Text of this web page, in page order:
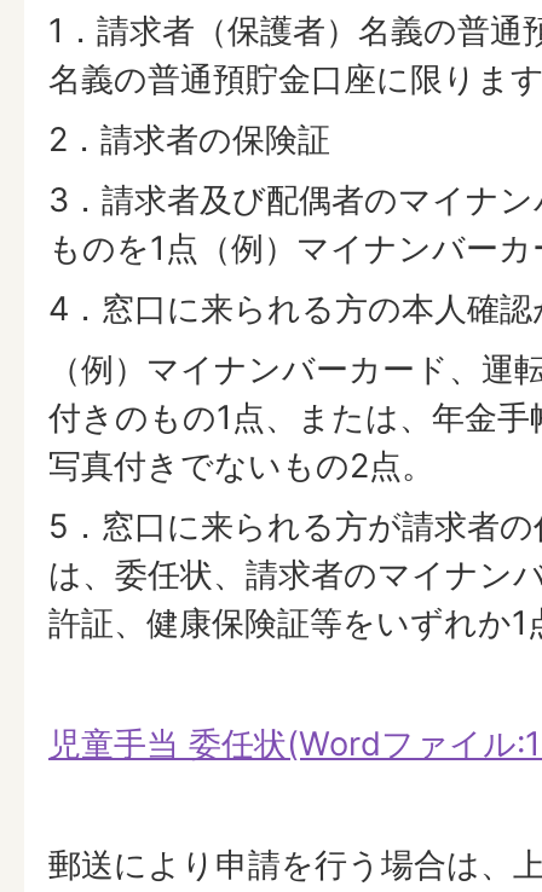
1．請求者（保護者）名義の普通
名義の普通預貯金口座に限りま
2．請求者の保険証
3．請求者及び配偶者のマイナ
ものを1点（例）マイナンバーカ
4．窓口に来られる方の本人確
（例）マイナンバーカード、運
付きのもの1点、または、年金
写真付きでないもの2点。
5．窓口に来られる方が請求者
は、委任状、請求者のマイナン
許証、健康保険証等をいずれか1
児童手当 委任状(Wordファイル
郵送により申請を行う場合は、